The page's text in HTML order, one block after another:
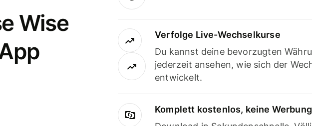
Wise
Verfolge Live-Wechselkurse
Du kannst deine bevorzugten
jederzeit ansehen, wie sich der
entwickelt.
Komplett kostenlos, keine Werbung